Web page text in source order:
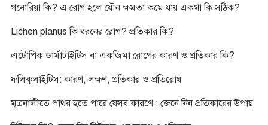
গনোরিয়া কি? এ রোগ হলে যৌন ক্ষমতা কমে যায় একথা কি সঠিক?
Lichen planus কি ধরনের রোগ? প্রতিকার কি?
এটোপিক ডার্মাটাইটিস বা একজিমা রোগের কারণ ও প্রতিকার কি?
ফলিকুলাইটিস: কারণ, লক্ষণ, প্রতিকার ও প্রতিরোধ
মূত্রনালীতে পাথর হতে পারে যেসব কারণে : জেনে নিন প্রতিকারের উপায়